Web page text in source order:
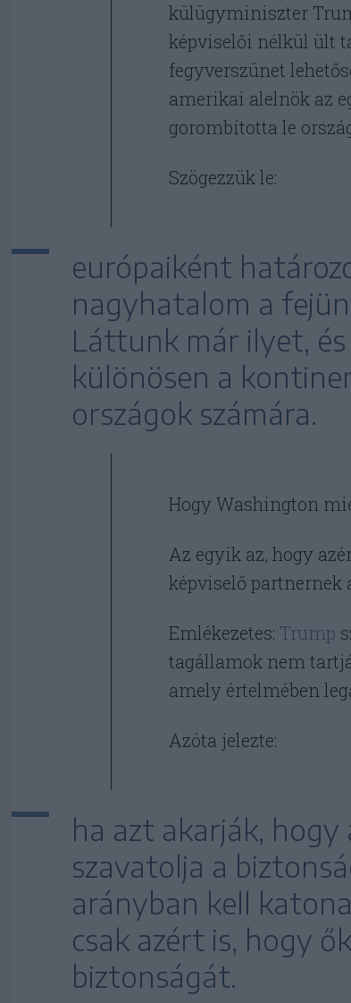
külügyminiszter
képviselői nélkül ült
fegyverszünet
amerikai alelnök az
gorombította le
Szögezzük le:
európaiként
nagyhatalom a
Láttunk már ilyet,
különösen a
országok számára.
Hogy Washington
Az egyik az, hogy
képviselő partnernek
Emlékezetes: Trump
tagállamok nem
amely értelmében
Azóta jelezte:
ha azt akarják,
szavatolja a
arányban kell
csak azért is, hogy
biztonságát.